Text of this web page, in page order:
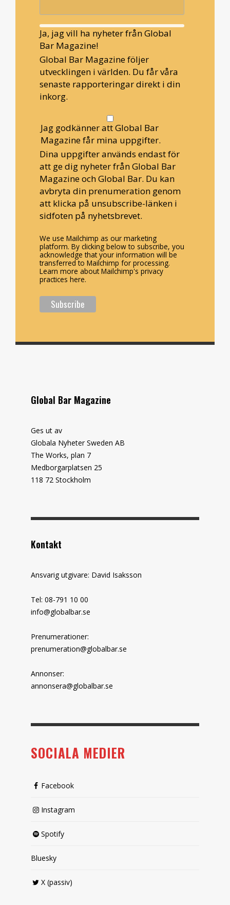
Ja, jag vill ha nyheter från Global
Bar Magazine!
Global Bar Magazine följer
utvecklingen i världen. Du får våra
senaste rapporteringar direkt i din
inkorg.
Jag godkänner att Global Bar
Magazine får mina uppgifter.
Dina uppgifter används endast för
att ge dig nyheter från Global Bar
Magazine och Global Bar. Du kan
avbryta din prenumeration genom
att klicka på unsubscribe-länken i
sidfoten på nyhetsbrevet.
We use Mailchimp as our marketing
platform. By clicking below to subscribe, you
acknowledge that your information will be
transferred to Mailchimp for processing.
Learn more about Mailchimp's privacy
practices here.
Global Bar Magazine
Ges ut av
Globala Nyheter Sweden AB
The Works, plan 7
Medborgarplatsen 25
118 72 Stockholm
Kontakt
Ansvarig utgivare: David Isaksson
Tel: 08-791 10 00
info@globalbar.se
Prenumerationer:
prenumeration@globalbar.se
Annonser:
annonsera@globalbar.se
SOCIALA MEDIER
Facebook
Instagram
Spotify
Bluesky
X (passiv)